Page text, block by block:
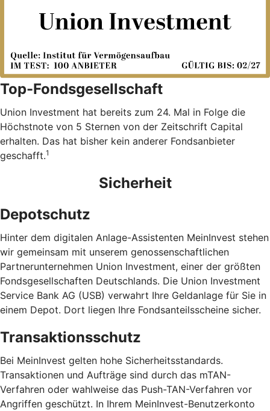
Top-Fondsgesellschaft
Union Investment hat bereits zum 24. Mal in Folge die
Höchstnote von 5 Sternen von der Zeitschrift Capital
erhalten. Das hat bisher kein anderer Fondsanbieter
geschafft.1
Sicherheit
Depotschutz
Hinter dem digitalen Anlage-Assistenten MeinInvest stehen
wir gemeinsam mit unserem genossenschaftlichen
Partnerunternehmen Union Investment, einer der größten
Fondsgesellschaften Deutschlands. Die Union Investment
Service Bank AG (USB) verwahrt Ihre Geldanlage für Sie in
einem Depot. Dort liegen Ihre Fondsanteilsscheine sicher.
Transaktionsschutz
Bei MeinInvest gelten hohe Sicherheitsstandards.
Transaktionen und Aufträge sind durch das mTAN-
Verfahren oder wahlweise das Push-TAN-Verfahren vor
Angriffen geschützt. In Ihrem MeinInvest-Benutzerkonto